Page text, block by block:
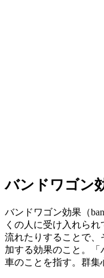
バンドワゴン
バンドワゴン効果（
くの人に受け入れら
流れたりすることで
加する効果のこと。
車のことを指す。群集